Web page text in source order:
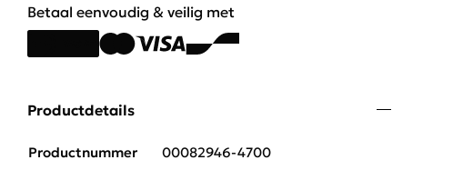
Betaal eenvoudig & veilig met
Productdetails
Productnummer
00082946-4700